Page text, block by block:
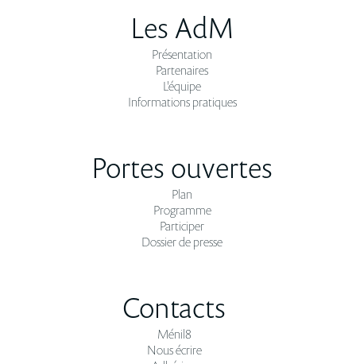
Les AdM
Présentation
Partenaires
L'équipe
Informations pratiques
Portes ouvertes
Plan
Programme
Participer
Dossier de presse
Contacts
Ménil8
Nous écrire